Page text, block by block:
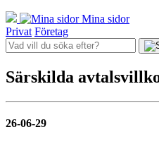
Mina sidor
Privat Företag
Särskilda
26-06-29